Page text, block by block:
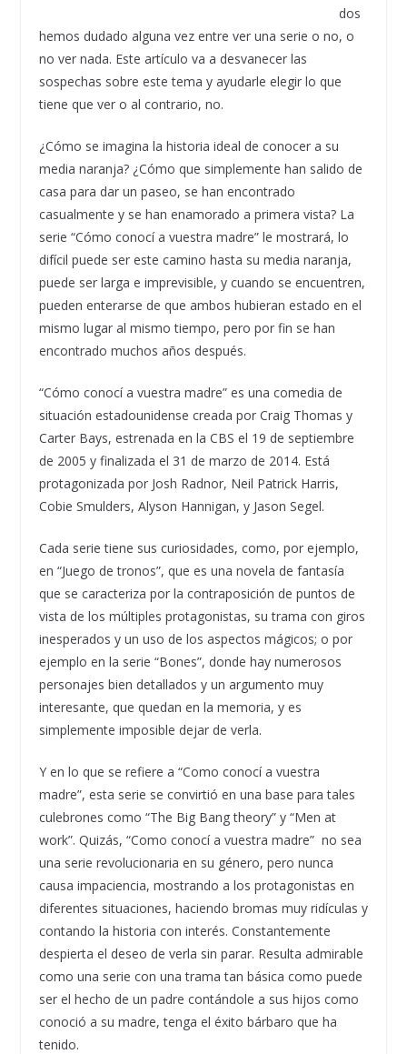
dos
hemos dudado alguna vez entre ver una serie o no, o
no ver nada. Este artículo va a desvanecer las
sospechas sobre este tema y ayudarle elegir lo que
tiene que ver o al contrario, no.
¿Cómo se imagina la historia ideal de conocer a su
media naranja? ¿Cómo que simplemente han salido de
casa para dar un paseo, se han encontrado
casualmente y se han enamorado a primera vista? La
serie “Cómo conocí a vuestra madre” le mostrará, lo
difícil puede ser este camino hasta su media naranja,
puede ser larga e imprevisible, y cuando se encuentren,
pueden enterarse de que ambos hubieran estado en el
mismo lugar al mismo tiempo, pero por fin se han
encontrado muchos años después.
“Cómo conocí a vuestra madre” es una comedia de
situación estadounidense creada por Craig Thomas y
Carter Bays, estrenada en la CBS el 19 de septiembre
de 2005 y finalizada el 31 de marzo de 2014. Está
protagonizada por Josh Radnor, Neil Patrick Harris,
Cobie Smulders, Alyson Hannigan, y Jason Segel.
Cada serie tiene sus curiosidades, como, por ejemplo,
en “Juego de tronos”, que es una novela de fantasía
que se caracteriza por la contraposición de puntos de
vista de los múltiples protagonistas, su trama con giros
inesperados y un uso de los aspectos mágicos; o por
ejemplo en la serie “Bones”, donde hay numerosos
personajes bien detallados y un argumento muy
interesante, que quedan en la memoria, y es
simplemente imposible dejar de verla.
Y en lo que se refiere a “Como conocí a vuestra
madre”, esta serie se convirtió en una base para tales
culebrones como “The Big Bang theory” y “Men at
work”. Quizás, “Como conocí a vuestra madre” no sea
una serie revolucionaria en su género, pero nunca
causa impaciencia, mostrando a los protagonistas en
diferentes situaciones, haciendo bromas muy ridículas y
contando la historia con interés. Constantemente
despierta el deseo de verla sin parar. Resulta admirable
como una serie con una trama tan básica como puede
ser el hecho de un padre contándole a sus hijos como
conoció a su madre, tenga el éxito bárbaro que ha
tenido.